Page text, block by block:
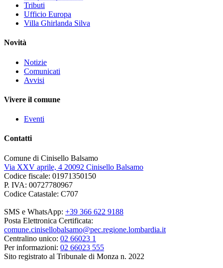
Tributi
Ufficio Europa
Villa Ghirlanda Silva
Novità
Notizie
Comunicati
Avvisi
Vivere il comune
Eventi
Contatti
Comune di Cinisello Balsamo
Via XXV aprile, 4 20092 Cinisello Balsamo
Codice fiscale: 01971350150
P. IVA: 00727780967
Codice Catastale: C707
SMS e WhatsApp: +39 366 622 9188
Posta Elettronica Certificata:
comune.cinisellobalsamo@pec.regione.lombardia.it
Centralino unico: 02 66023 1
Per informazioni: 02 66023 555
Sito registrato al Tribunale di Monza n. 2022